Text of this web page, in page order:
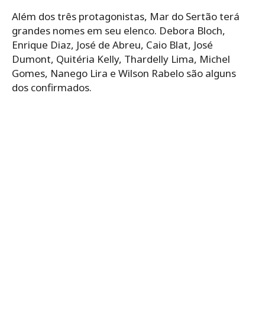
Além dos três protagonistas, Mar do Sertão terá
grandes nomes em seu elenco. Debora Bloch,
Enrique Diaz, José de Abreu, Caio Blat, José
Dumont, Quitéria Kelly, Thardelly Lima, Michel
Gomes, Nanego Lira e Wilson Rabelo são alguns
dos confirmados.